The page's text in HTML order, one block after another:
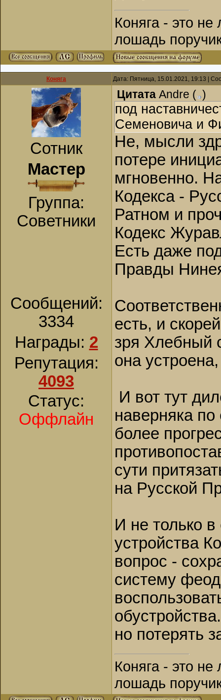
Коняга - это
лошадь
Коняга Дата: Пятница, 15.01.2021, 19:13 |
Сотник
Мастер
Группа:
Советники
Сообщений:
3334
Награды: 2
Репутация:
4093
Статус:
Оффлайн
Цитата Andre ( )
под
Семеновича и
Не, мысли
потере
мгновенно.
Кодекса -
Ратном и
Кодекс
Есть даже
Правды
есть, и
зря Хлебный
она
И вот тут
наверняка по
более
сути
на Русской
И не только
устройства
вопрос -
систему
но потерять
Коняга - это
лошадь